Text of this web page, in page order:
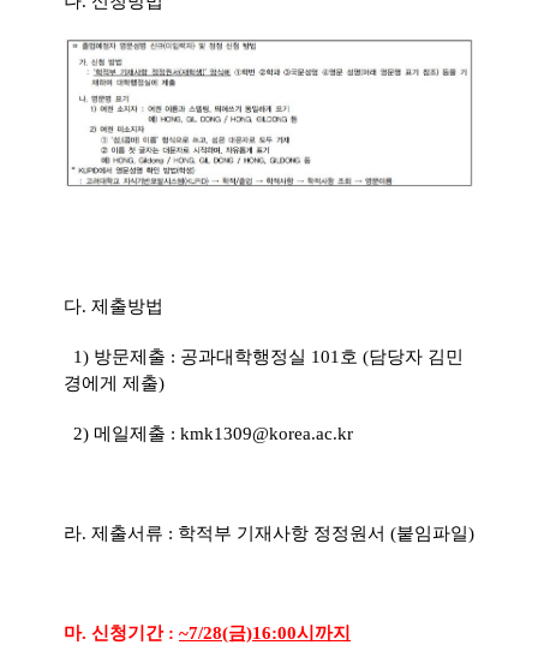
다. 제출방법
1) 방문제출 : 공과대학행정실 101호 (담당자 김민
경에게 제출)
2) 메일제출 : kmk1309@korea.ac.kr
라. 제출서류 : 학적부 기재사항 정정원서 (붙임파일)
마. 신청기간 : ~7/28(금)16:00시까지